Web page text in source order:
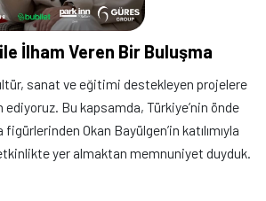
İlham Veren Bir Buluşma
sanat ve eğitimi destekleyen projelere
ediyoruz. Bu kapsamda, Türkiye’nin önde
Okan Bayülgen’in katılımıyla
yer almaktan memnuniyet duyduk.